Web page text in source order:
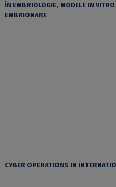
ÎN EMBRIOLOGIE, MODELE IN
EMBRIONARE
CYBER OPERATIONS IN